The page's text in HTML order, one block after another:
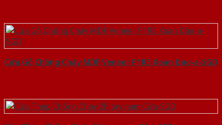
Cửa Gỗ Chống Cháy MDF Veneer P1R5 Xoan Đào-a-SGD